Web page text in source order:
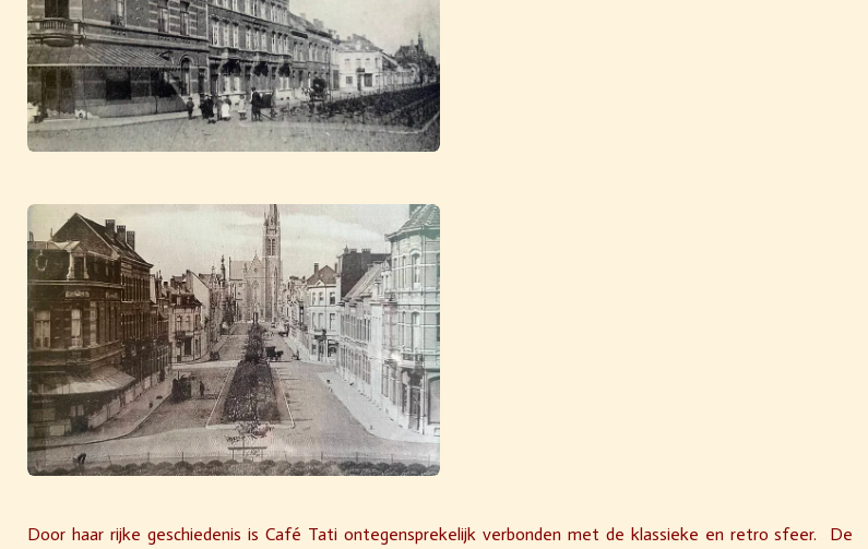
Door haar rijke geschiedenis is Café Tati ontegensprekelijk verbonden met de klassieke en retro sfeer. De